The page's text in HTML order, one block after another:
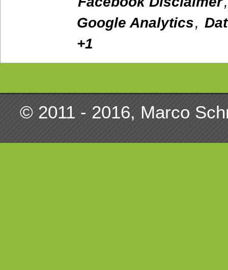
Google Analytics,
+1
© 2011 - 2016, Marco